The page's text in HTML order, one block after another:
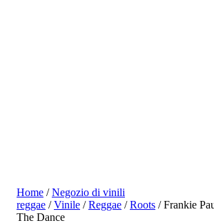
Home /Negozio di vinili
reggae /Vinile /Reggae /Roots / Frankie
The Dance